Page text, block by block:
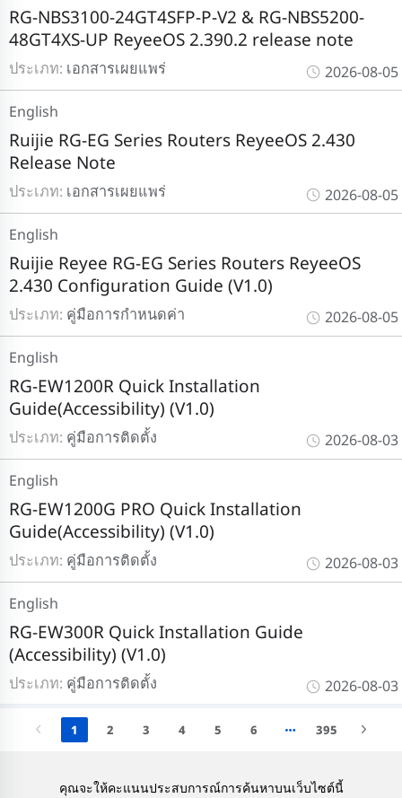
ประเภท: เอกสารเผยแพร่
RG-NBS3100-24GT4SFP-P-V2 & RG-NBS5200-
48GT4XS-UP ReyeeOS 2.390.2 release note
2026-08-05
ประเภท: เอกสารเผยแพร่
Ruijie RG-EG Series Routers ReyeeOS 2.430
Release Note
English
2026-08-05
ประเภท: คู่มือการกำหนดค่า
Ruijie Reyee RG-EG Series Routers ReyeeOS
2.430 Configuration Guide (V1.0)
English
2026-08-05
ประเภท: คู่มือการติดตั้ง
RG-EW1200R Quick Installation
Guide(Accessibility) (V1.0)
English
2026-08-03
ประเภท: คู่มือการติดตั้ง
RG-EW1200G PRO Quick Installation
Guide(Accessibility) (V1.0)
English
2026-08-03
ประเภท: คู่มือการติดตั้ง
RG-EW300R Quick Installation Guide
(Accessibility) (V1.0)
English
2026-08-03
1 2 3 4 5 6 395
คุณจะให้คะแนนประสบการณ์การค้นหาบนเว็บไซต์นี้